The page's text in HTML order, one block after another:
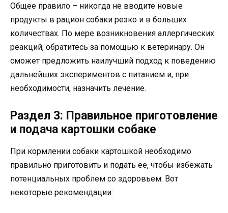
Общее правило – никогда не вводите новые
продукты в рацион собаки резко и в больших
количествах. По мере возникновения аллергических
реакций, обратитесь за помощью к ветеринару. Он
сможет предложить наилучший подход к поведению
дальнейших экспериментов с питанием и, при
необходимости, назначить лечение.
Раздел 3: Правильное приготовление
и подача картошки собаке
При кормлении собаки картошкой необходимо
правильно приготовить и подать ее, чтобы избежать
потенциальных проблем со здоровьем. Вот
некоторые рекомендации: